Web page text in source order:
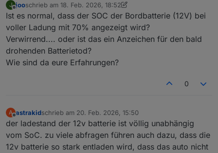
J jooschrieb am 18. Feb. 2026, 18:52
zuletzt editiert von joo
Ist es normal, dass der SOC der Bordbatterie (12V) bei
voller Ladung mit 70% angezeigt wird?
Verwirrend.... oder ist das ein Anzeichen für den bald
drohenden Batterietod?
Wie sind da eure Erfahrungen?
0
A
Offline
astrakidschrieb am 20. Feb. 2026, 15:50
zuletzt editiert von
der ladestand der 12v batterie ist völlig unabhängig
vom SoC. zu viele abfragen führen auch dazu, dass die
12v batterie so stark entladen wird, dass das auto nicht